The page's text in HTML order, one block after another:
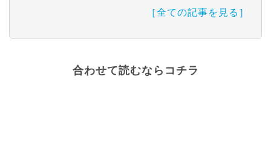
［全ての記事を見る］
合わせて読むならコチラ